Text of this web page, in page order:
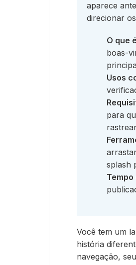
aparece
direcionar
O que é
boas-
Usos
para
splash
Você tem um
história
navegação,